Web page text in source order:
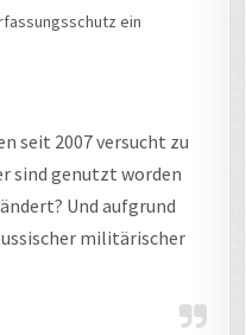
ein
seit 2007 versucht zu
sind genutzt worden
Und aufgrund
militärischer